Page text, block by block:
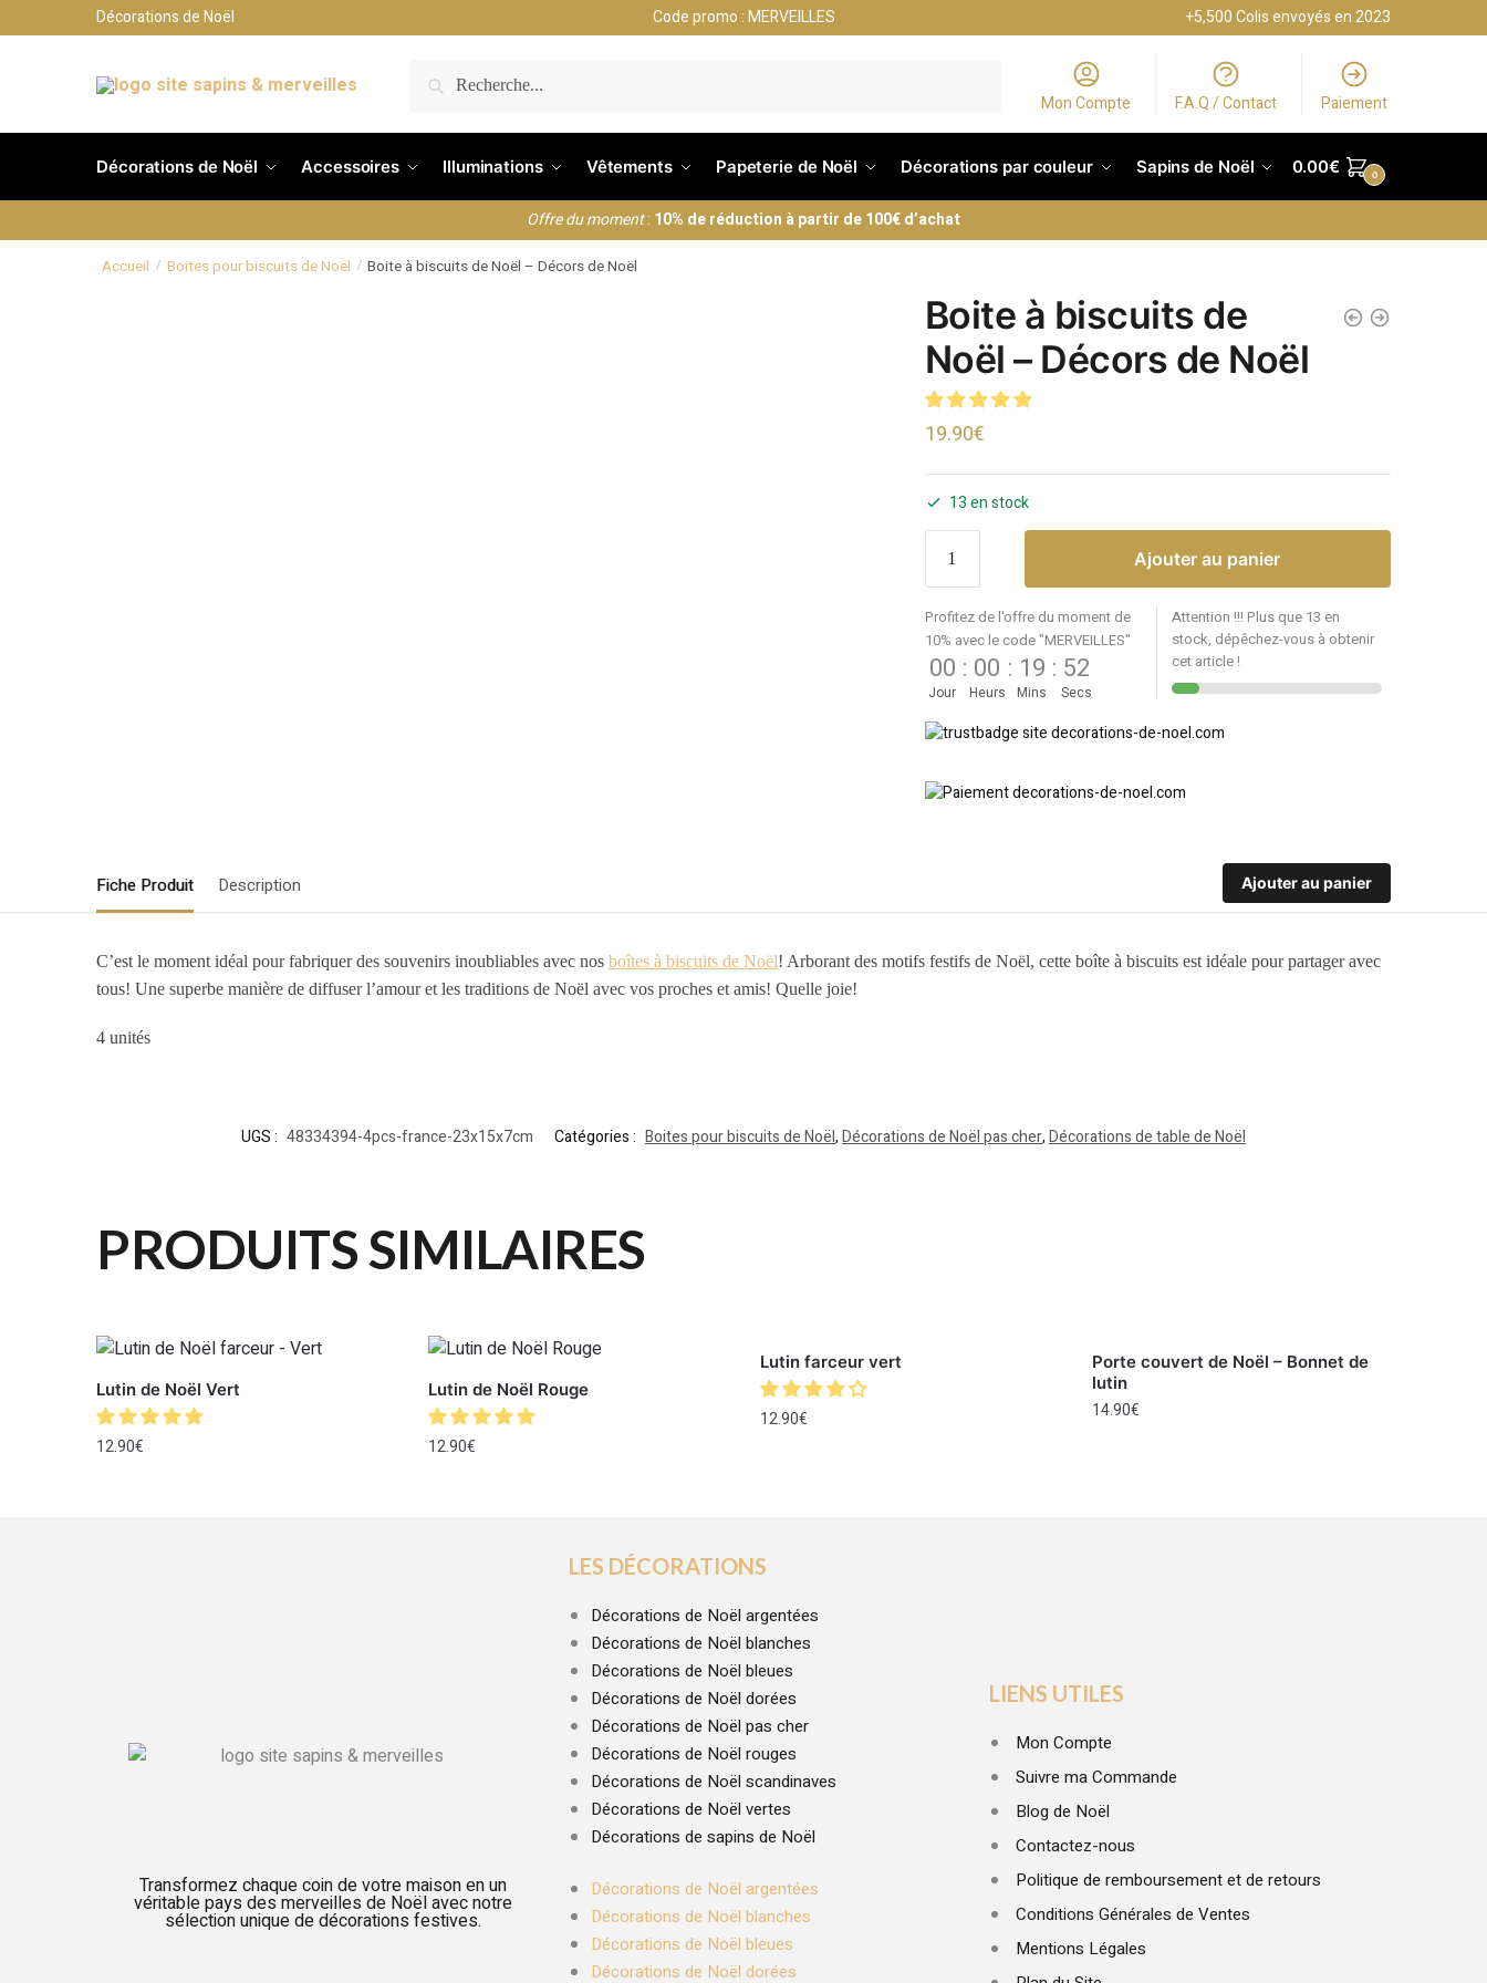
Décorations de Noël Code promo : MERVEILLES +5,500 Colis envoyés en 2023
RECHERCHE
Mon Compte F.A.Q / Contact Paiement
Décorations de Noël Accessoires Illuminations Vêtements Papeterie de Noël Décorations par couleur Sapins de Noël 0.00€ 0
Offre du moment: 10% de réduction à partir de 100€ d’achat
Accueil / Boites pour biscuits de Noël / Boite à biscuits de Noël – Décors de Noël
Boite à biscuits de
Noël – Décors de Noël
19.90€
13 en stock
Ajouter au panier
Profitez de l'offre du moment de
10% avec le code "MERVEILLES"
00
Jour
: 00
Heurs
: 19
Mins
: 52
Secs
Attention !!! Plus que 13 en
stock, dépêchez-vous à obtenir
cet article !
Fiche Produit Description Ajouter au panier
C’est le moment idéal pour fabriquer des souvenirs inoubliables avec nosboîtes à biscuits de Noël! Arborant des motifs festifs de Noël, cette boîte à biscuits est idéale pour partager avec
tous! Une superbe manière de diffuser l’amour et les traditions de Noël avec vos proches et amis! Quelle joie!
4 unités
UGS : 48334394-4pcs-france-23x15x7cm Catégories : Boites pour biscuits de Noël,Décorations de Noël pas cher,Décorations de table de Noël
PRODUITS SIMILAIRES
Lutin de Noël Vert
12.90€
Lutin de Noël Rouge
12.90€
Lutin farceur vert
12.90€
Porte couvert de Noël – Bonnet de
lutin
14.90€
Transformez chaque coin de votre maison en un
véritable pays des merveilles de Noël avec notre
sélection unique de décorations festives.
LES DÉCORATIONS
Décorations de Noël argentées
Décorations de Noël blanches
Décorations de Noël bleues
Décorations de Noël dorées
Décorations de Noël pas cher
Décorations de Noël rouges
Décorations de Noël scandinaves
Décorations de Noël vertes
Décorations de sapins de Noël
Décorations de Noël argentées
Décorations de Noël blanches
Décorations de Noël bleues
Décorations de Noël dorées
LIENS UTILES
Mon Compte
Suivre ma Commande
Blog de Noël
Contactez-nous
Politique de remboursement et de retours
Conditions Générales de Ventes
Mentions Légales